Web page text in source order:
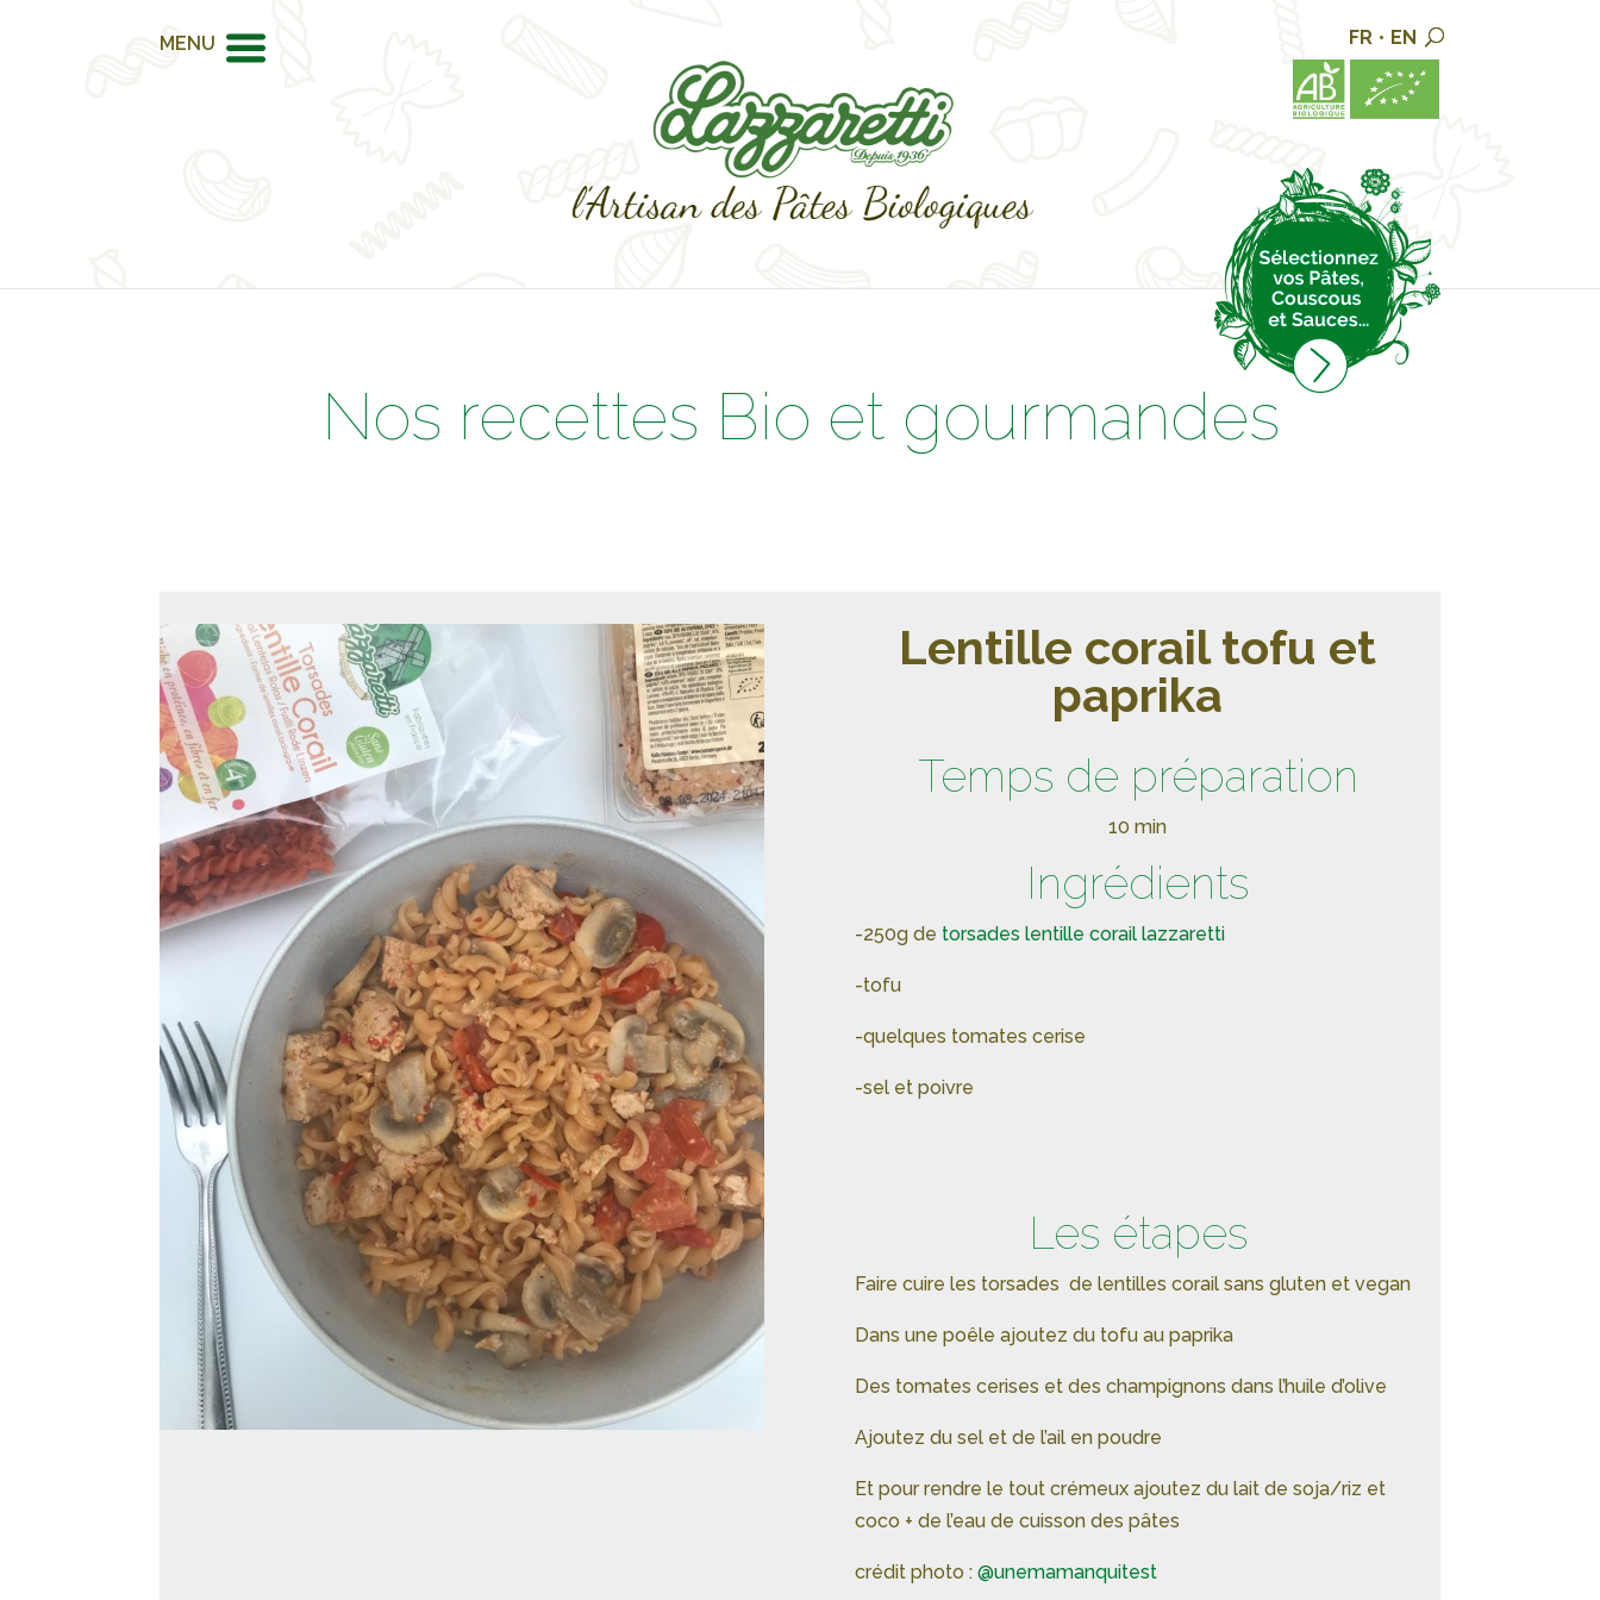
MENU FR • EN
Nos recettes Bio et gourmandes
Lentille corail tofu et
paprika
Temps de préparation
10 min
Ingrédients
-250g de torsades lentille corail lazzaretti
-tofu
-quelques tomates cerise
-sel et poivre
Les étapes
Faire cuire les torsades de lentilles corail sans gluten et vegan
Dans une poêle ajoutez du tofu au paprika
Des tomates cerises et des champignons dans l’huile d’olive
Ajoutez du sel et de l’ail en poudre
Et pour rendre le tout crémeux ajoutez du lait de soja/riz et
coco + de l’eau de cuisson des pâtes
crédit photo : @unemamanquitest